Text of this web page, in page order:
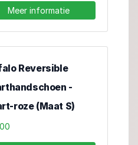
Meer informatie
Reversible
-
roze (Maat S)